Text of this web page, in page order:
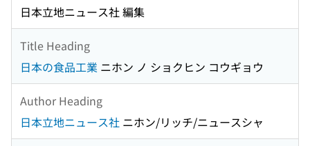
日本立地ニュース社 編集
Title Heading
日本の食品工業 ニホン ノ ショクヒン コウギョウ
Author Heading
日本立地ニュース社 ニホン/リッチ/ニュースシャ